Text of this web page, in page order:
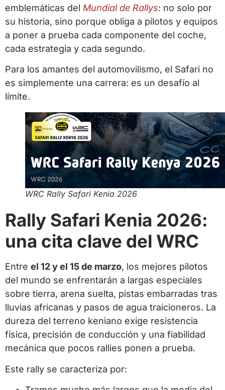
emblemáticas del Mundial de Rallys: no solo por
su historia, sino porque obliga a pilotos y equipos
a poner a prueba cada componente del coche,
cada estrategia y cada segundo.
Para los amantes del automovilismo, el Safari no
es simplemente una carrera: es un desafío al
límite.
WRC Rally Safari Kenia 2026
Rally Safari Kenia 2026:
una cita clave del WRC
Entre el 12 y el 15 de marzo, los mejores pilotos
del mundo se enfrentarán a largas especiales
sobre tierra, arena suelta, pistas embarradas tras
lluvias africanas y pasos de agua traicioneros. La
dureza del terreno keniano exige resistencia
física, precisión de conducción y una fiabilidad
mecánica que pocos rallies ponen a prueba.
Este rally se caracteriza por: